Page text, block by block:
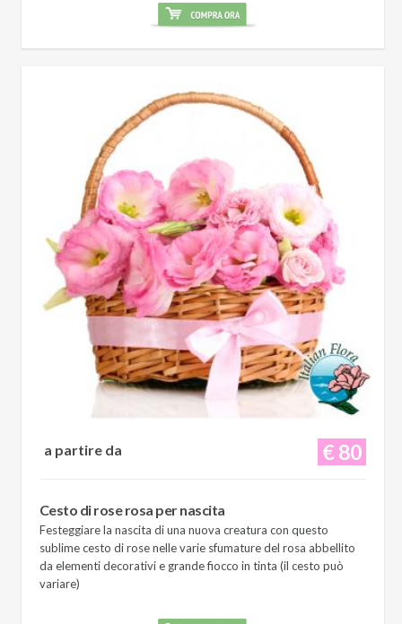
€ 80
a partire da
Cesto di rose rosa per nascita
Festeggiare la nascita di una nuova creatura con questo
sublime cesto di rose nelle varie sfumature del rosa abbellito
da elementi decorativi e grande fiocco in tinta (il cesto può
variare)